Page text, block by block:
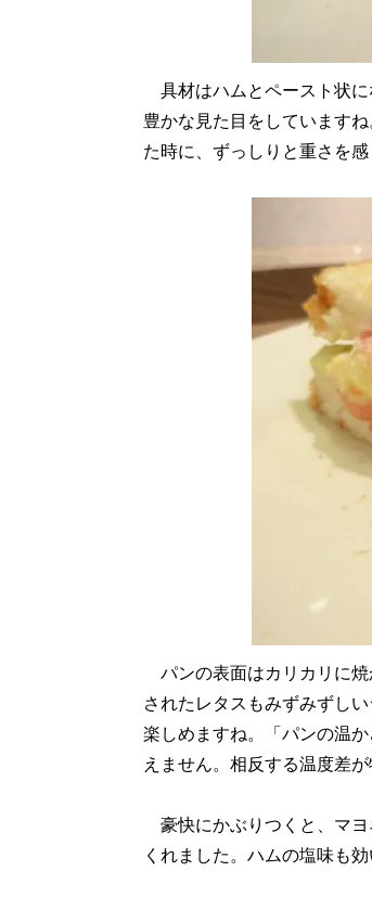
具材はハムとペースト状に
豊かな見た目をしています
た時に、ずっしりと重さを
パンの表面はカリカリに焼
されたレタスもみずみずし
楽しめますね。「パンの温
えません。相反する温度差が
豪快にかぶりつくと、マヨ
くれました。ハムの塩味も